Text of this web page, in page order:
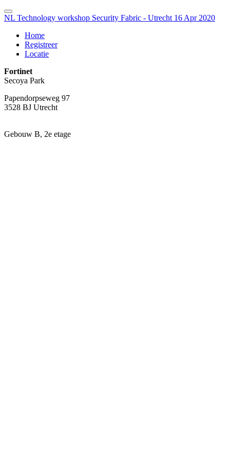
NL Technology workshop Security Fabric - Utrecht 16 Apr 2020
Home
Registreer
Locatie
Fortinet
Secoya Park
Papendorpseweg 97
3528 BJ Utrecht
Gebouw B, 2e etage